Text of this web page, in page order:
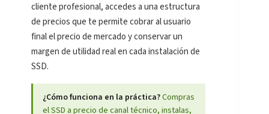
cliente profesional, accedes a una estructura
de precios que te permite cobrar al usuario
final el precio de mercado y conservar un
margen de utilidad real en cada instalación de
SSD.
¿Cómo funciona en la práctica?Compras
el SSD a precio de canal técnico, instalas,